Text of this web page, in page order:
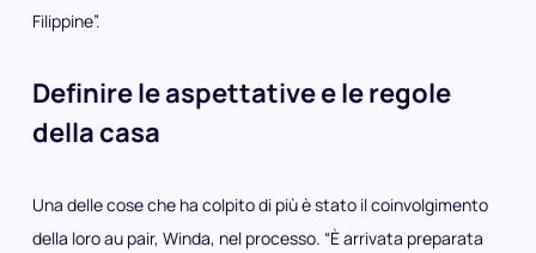
Filippine”.
Definire le aspettative e le regole
della casa
Una delle cose che ha colpito di più è stato il coinvolgimento
della loro au pair, Winda, nel processo. “È arrivata preparata